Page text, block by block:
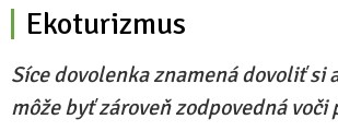
Ekoturizmus
Síce dovolenka znamená dovoliť si
môže byť zároveň zodpovedná voči